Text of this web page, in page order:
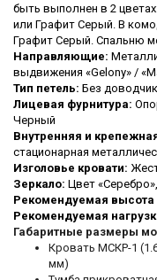
быть выполнен в 2
или Графит Серый. В
Графит Серый. Спальню
Направляющие:
выдвижения «Gelony» /
Тип петель: Без
Лицевая фурнитура:
Черный
Внутренняя и
стационарная
Изголовье кровати:
Зеркало: Цвет
Рекомендуемая высота
Рекомендуемая
Габаритные размеры
Кровать МСКР-1
мм)